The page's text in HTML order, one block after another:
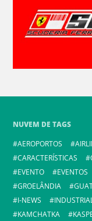
NUVEM DE TAGS
AEROPORTOS
CARACTERÍSTICAS
EVENTO
EVENTOS
GROELÂNDIA
I-NEWS
KAMCHATKA